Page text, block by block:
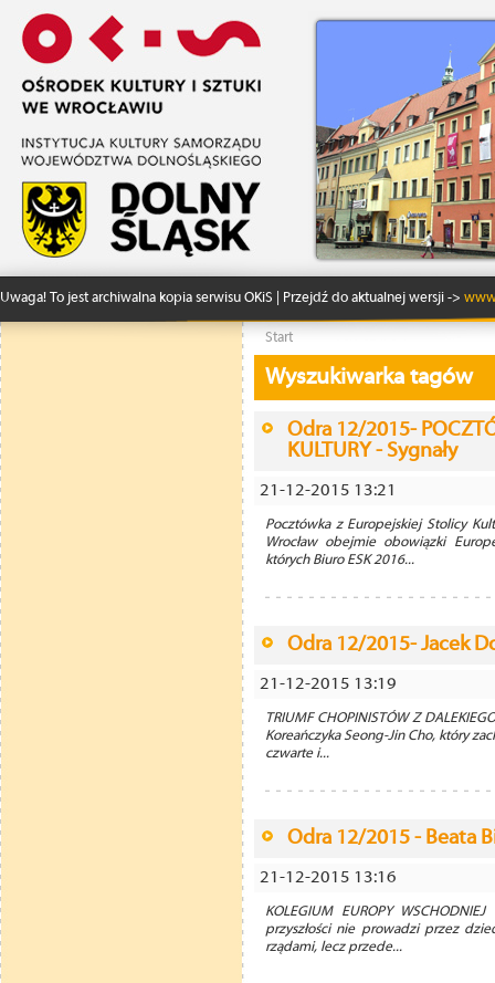
Uwaga! To jest archiwalna kopia serwisu OKiS | Przejdź do aktualnej wersji ->
Start
Wyszukiwarka tagów
Odra 12/2015-
KULTURY - Sygnały
21-12-2015 13:21
Pocztówka z Europejskiej Stolicy
Wrocław obejmie obowiązki
których Biuro ESK 2016...
Odra 12/2015- Jacek
21-12-2015 13:19
TRIUMF CHOPINISTÓW Z
Koreańczyka Seong-Jin Cho, który
czwarte i...
Odra 12/2015 - Beata
21-12-2015 13:16
KOLEGIUM EUROPY
przyszłości nie prowadzi przez
rządami, lecz przede...